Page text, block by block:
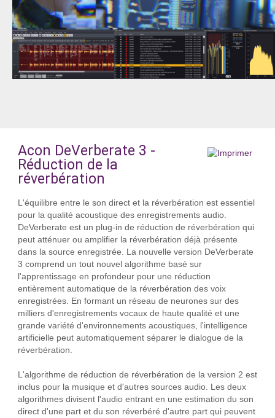
Acon DeVerberate 3 -
Réduction de la
réverbération
L'équilibre entre le son direct et la réverbération est essentiel
pour la qualité acoustique des enregistrements audio.
DeVerberate est un plug-in de réduction de réverbération qui
peut atténuer ou amplifier la réverbération déjà présente
dans la source enregistrée. La nouvelle version DeVerberate
3 comprend un tout nouvel algorithme basé sur
l'apprentissage en profondeur pour une réduction
entièrement automatique de la réverbération des voix
enregistrées. En formant un réseau de neurones sur des
milliers d'enregistrements vocaux de haute qualité et une
grande variété d'environnements acoustiques, l'intelligence
artificielle peut automatiquement séparer le dialogue de la
réverbération.
L'algorithme de réduction de réverbération de la version 2 est
inclus pour la musique et d'autres sources audio. Les deux
algorithmes divisent l'audio entrant en une estimation du son
direct d'une part et du son réverbéré d'autre part qui peuvent